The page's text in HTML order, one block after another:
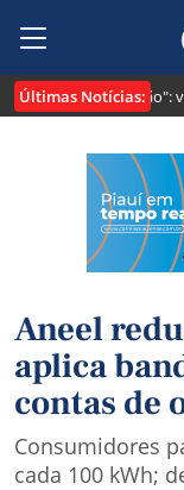
Últimas Notícias:
cria o "Pix Pensão":
Aneel
aplica
contas de
Consumidores
cada 100 kWh;